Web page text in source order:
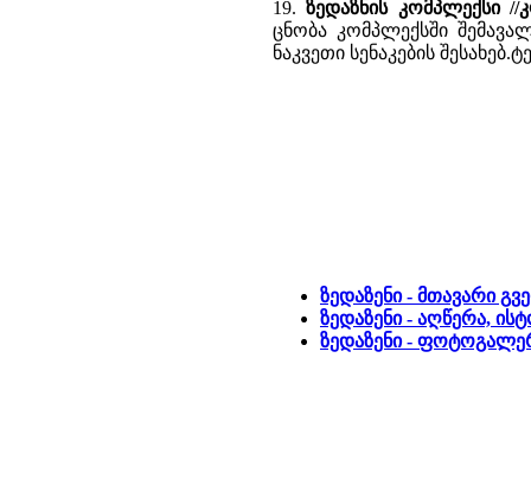
19.ზედაზნის კომპლექსი //
ცნობა კომპლექსში
ნაკვეთი სენაკების
ზედაზენი - მთავარი
ზედაზენი - აღწერა,
ზედაზენი -